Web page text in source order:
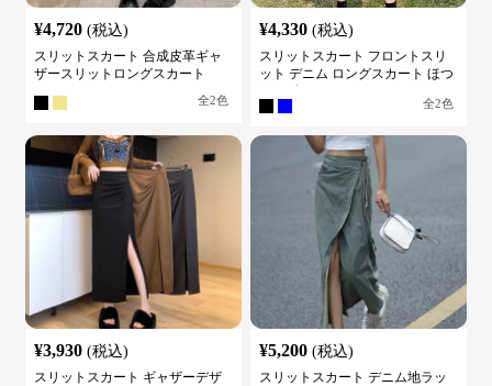
¥4,720 (税込)
スリットスカート 合成皮革ギャ
ザースリットロングスカート
全2色
¥4,330 (税込)
スリットスカート フロントスリ
ット デニム ロングスカート ほつ
全2色
¥3,930 (税込)
スリットスカート ギャザーデザ
¥5,200 (税込)
スリットスカート デニム地ラッ